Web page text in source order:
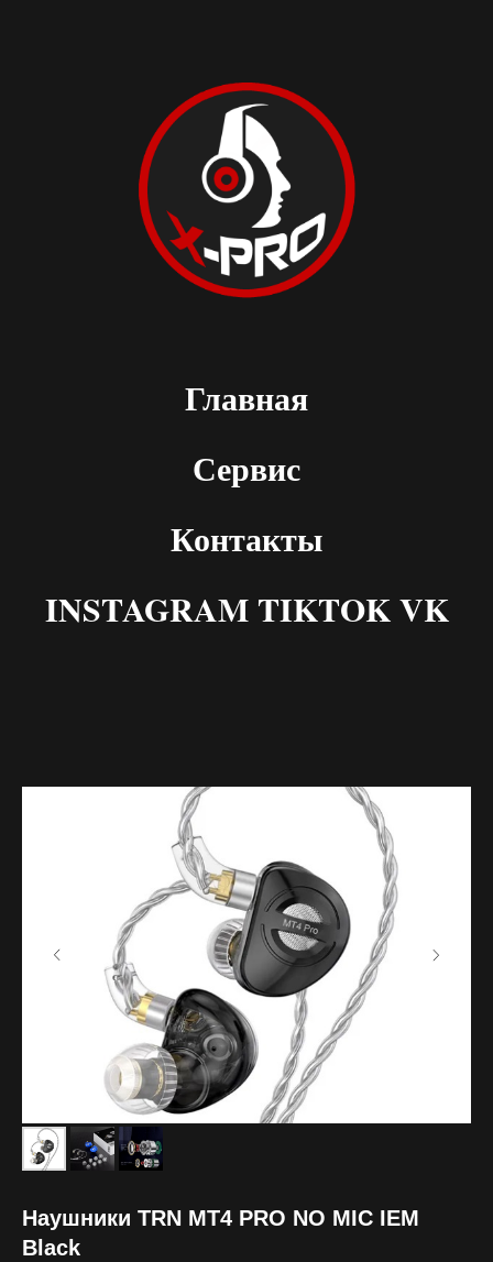
Главная
Сервис
Контакты
INSTAGRAM TIKTOK VK
Наушники TRN MT4 PRO NO MIC IEM
Black